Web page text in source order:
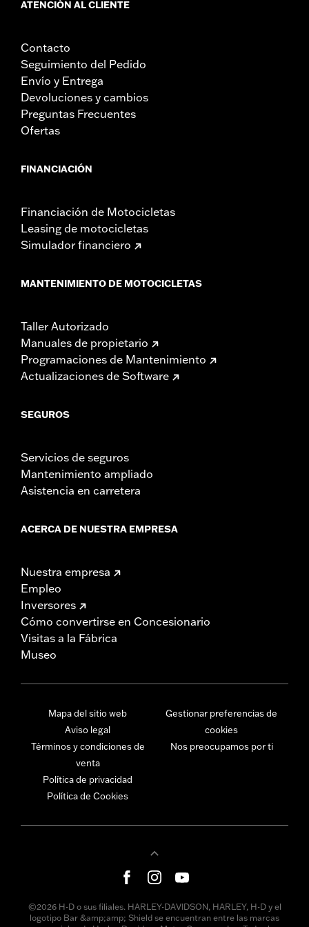
ATENCIÓN AL CLIENTE
Contacto
Seguimiento del Pedido
Envío y Entrega
Devoluciones y cambios
Preguntas Frecuentes
Ofertas
FINANCIACIÓN
Financiación de Motocicletas
Leasing de motocicletas
Simulador financiero
MANTENIMIENTO DE MOTOCICLETAS
Taller Autorizado
Manuales de propietario
Programaciones de Mantenimiento
Actualizaciones de Software
SEGUROS
Servicios de seguros
Mantenimiento ampliado
Asistencia en carretera
ACERCA DE NUESTRA EMPRESA
Nuestra empresa
Empleo
Inversores
Cómo convertirse en Concesionario
Visitas a la Fábrica
Museo
Mapa del sitio web
Aviso legal
Términos y condiciones de
venta
Política de privacidad
Política de Cookies
Gestionar preferencias de
cookies
Nos preocupamos por ti
©2026 H-D o sus filiales. HARLEY-DAVIDSON, HARLEY, H-D y el
logotipo Bar &amp;amp; Shield se encuentran entre las marcas